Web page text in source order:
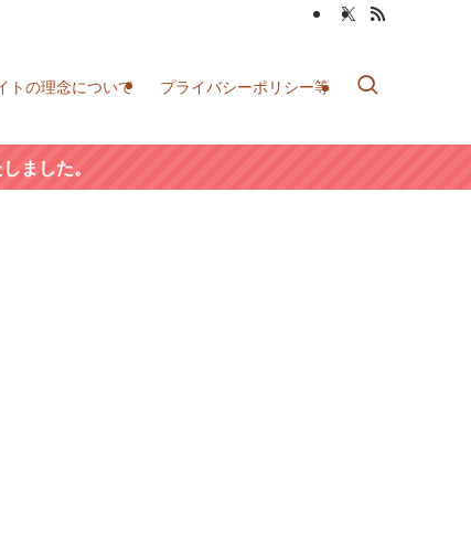
トの理念について プライバシーポリシー等
ました。